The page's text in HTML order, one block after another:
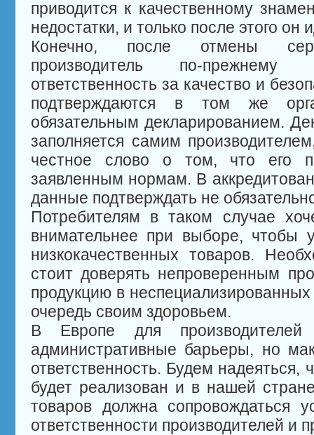
приводится к качественному
недостатки, и только после этого он
Конечно, после отмены
производитель по-прежнему
ответственность за качество и
подтверждаются в том же
обязательным декларированием.
заполняется самим
честное слово о том, что его
заявленным нормам. В
данные подтверждать не
Потребителям в таком случае
внимательнее при выборе, чтобы
низкокачественных товаров.
стоит доверять непроверенным
продукцию в
очередь своим здоровьем.
В Европе для производителей
административные барьеры, но
ответственность. Будем надеяться,
будет реализован и в нашей
товаров должна сопровождаться
ответственности производителей и